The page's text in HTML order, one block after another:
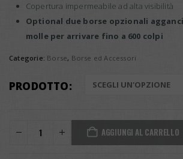
Copertura impermeabile ad alta visibilità
Optional due borse opzionali
molle per arrivare fino a 600 colpi
Categorie: Borse, Borse ed Accessori
PRODOTTO
AGGIUNGI AL CARRELLO